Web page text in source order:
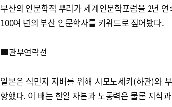
부산의 인문학적 뿌리가 세계인문학포럼을 2년
100여 년의 부산 인문학사를 키워드로 짚어봤다.
■관부연락선
일본은 식민지 지배를 위해 시모노세키(하관)와
항했다. 이 배는 한일 자본과 노동력은 물론 지식